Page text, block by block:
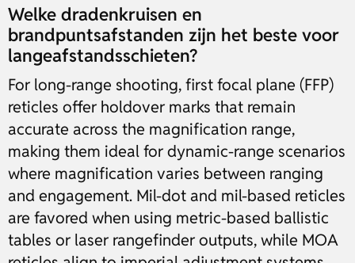
Welke dradenkruisen en
brandpuntsafstanden zijn het beste voor
langeafstandsschieten?
For long-range shooting, first focal plane (FFP)
reticles offer holdover marks that remain
accurate across the magnification range,
making them ideal for dynamic-range scenarios
where magnification varies between ranging
and engagement. Mil-dot and mil-based reticles
are favored when using metric-based ballistic
tables or laser rangefinder outputs, while MOA